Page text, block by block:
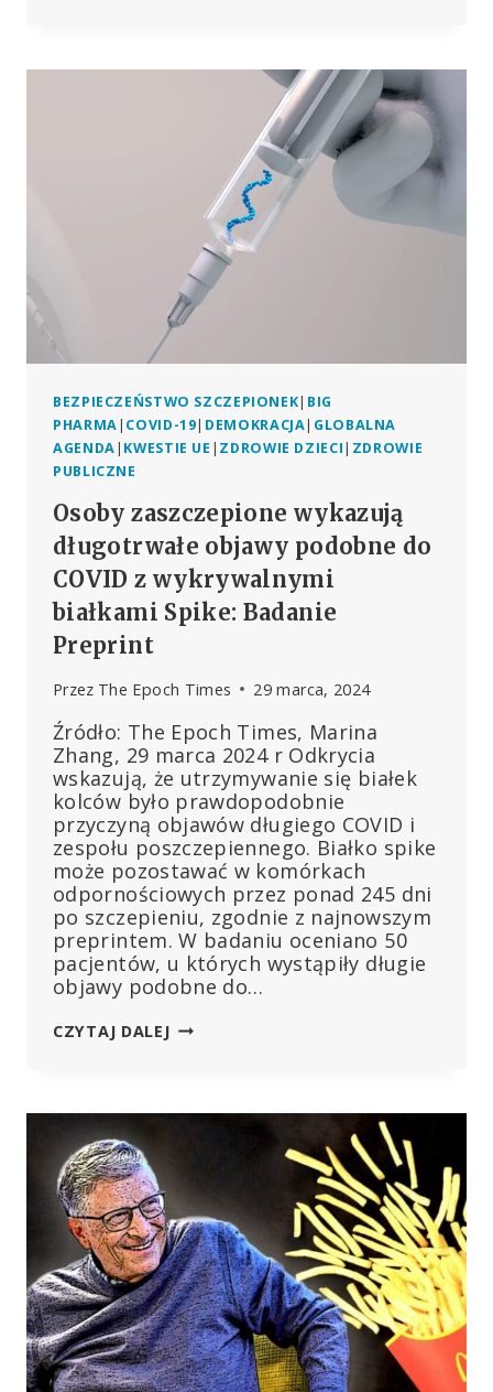
BEZPIECZEŃSTWO SZCZEPIONEK| BIG
PHARMA| COVID-19| DEMOKRACJA| GLOBALNA
AGENDA| KWESTIE UE | ZDROWIE DZIECI| ZDROWIE
PUBLICZNE
Osoby zaszczepione wykazują
długotrwałe objawy podobne do
COVID z wykrywalnymi
białkami Spike: Badanie
Preprint
Przez The Epoch Times 29 marca, 2024
Źródło: The Epoch Times, Marina
Zhang, 29 marca 2024 r Odkrycia
wskazują, że utrzymywanie się białek
kolców było prawdopodobnie
przyczyną objawów długiego COVID i
zespołu poszczepiennego. Białko spike
może pozostawać w komórkach
odpornościowych przez ponad 245 dni
po szczepieniu, zgodnie z najnowszym
preprintem. W badaniu oceniano 50
pacjentów, u których wystąpiły długie
objawy podobne do…
CZYTAJ DALEJOSOBY
OBJAWY
COVID
Z
WYKRYWALNYMI
BIAŁKAMI
SPIKE:
BADANIE
PREPRINT